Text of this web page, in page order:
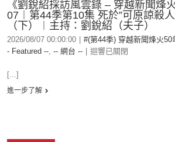
《劉銳紹採訪風雲錄 – 穿越新聞烽
07︱第44季第10集 死於”可原諒殺
（下）︱主持：劉銳紹（夫子）
2026/08/07 00:00:00 #(第44季) 穿越新聞烽火
- Featured --, -- 網台 -- 迴響已關閉
[...]
進一步了解